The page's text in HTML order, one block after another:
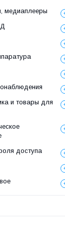
медиаплееры
и товары для
доступа